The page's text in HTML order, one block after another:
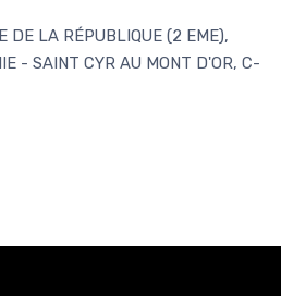
DE LA RÉPUBLIQUE (2 EME),
- SAINT CYR AU MONT D'OR, C-